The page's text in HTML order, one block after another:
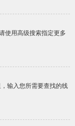
使用高级搜索指定更多
，输入您所需要查找的线